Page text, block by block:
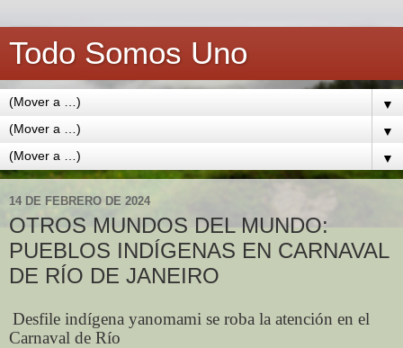
Todo Somos Uno
▼
▼
▼
14 DE FEBRERO DE 2024
OTROS MUNDOS DEL MUNDO:
PUEBLOS INDÍGENAS EN CARNAVAL
DE RÍO DE JANEIRO
Desfile indígena yanomami se roba la atención en el
Carnaval de Río